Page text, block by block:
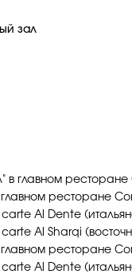
зал
в главном
ресторане
Al Dente
Al Sharqi
ресторане
Al Dente